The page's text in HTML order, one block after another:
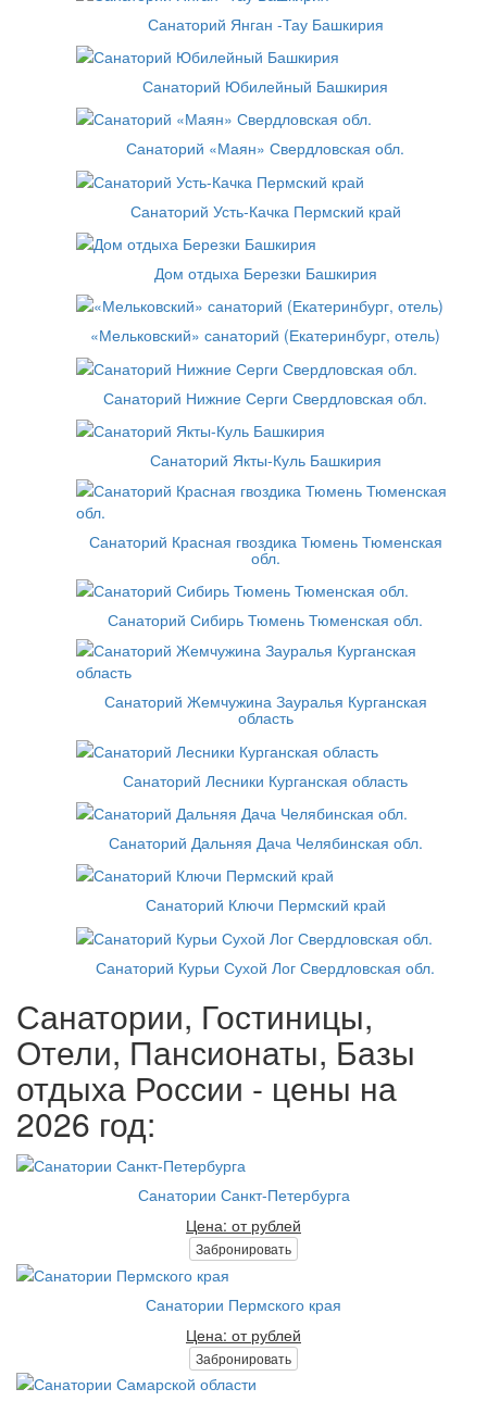
Санаторий Янган -Тау Башкирия
Санаторий Юбилейный Башкирия
Санаторий «Маян» Свердловская обл.
Санаторий Усть-Качка Пермский край
Дом отдыха Березки Башкирия
«Мельковский» санаторий (Екатеринбург, отель)
Санаторий Нижние Серги Свердловская обл.
Санаторий Якты-Куль Башкирия
Санаторий Красная гвоздика Тюмень Тюменская
обл.
Санаторий Сибирь Тюмень Тюменская обл.
Санаторий Жемчужина Зауралья Курганская
область
Санаторий Лесники Курганская область
Санаторий Дальняя Дача Челябинская обл.
Санаторий Ключи Пермский край
Санаторий Курьи Сухой Лог Свердловская обл.
Санатории, Гостиницы,
Отели, Пансионаты, Базы
отдыха России - цены на
2026 год:
Санатории Санкт-Петербурга
Цена: от рублей
Забронировать
Санатории Пермского края
Цена: от рублей
Забронировать